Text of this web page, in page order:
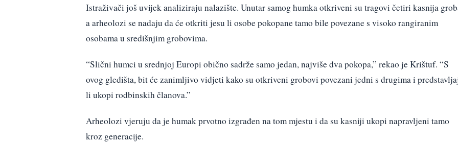
Istraživači još uvijek analiziraju nalazište. Unutar samog humka otkriveni su tragovi četiri kasnija
a arheolozi se nadaju da će otkriti jesu li osobe pokopane tamo bile povezane s visoko rangiranim
osobama u središnjim grobovima.
“Slični humci u srednjoj Europi obično sadrže samo jedan, najviše dva pokopa,” rekao je Krištuf. “S
ovog gledišta, bit će zanimljivo vidjeti kako su otkriveni grobovi povezani jedni s drugima i
li ukopi rodbinskih članova.”
Arheolozi vjeruju da je humak prvotno izgrađen na tom mjestu i da su kasniji ukopi napravljeni tamo
kroz generacije.